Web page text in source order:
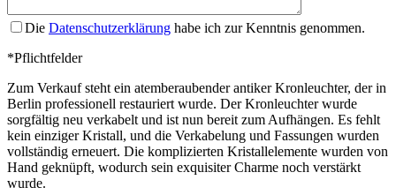
Die Datenschutzerklärung habe ich zur Kenntnis genommen.
*Pflichtfelder
Zum Verkauf steht ein atemberaubender antiker Kronleuchter, der in
Berlin professionell restauriert wurde. Der Kronleuchter wurde
sorgfältig neu verkabelt und ist nun bereit zum Aufhängen. Es fehlt
kein einziger Kristall, und die Verkabelung und Fassungen wurden
vollständig erneuert. Die komplizierten Kristallelemente wurden von
Hand geknüpft, wodurch sein exquisiter Charme noch verstärkt
wurde.